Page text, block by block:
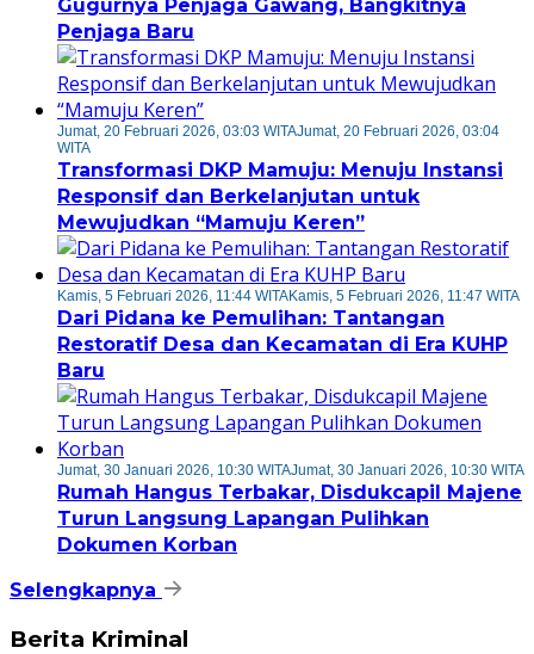
Gugurnya Penjaga Gawang, Bangkitnya
Penjaga Baru
Jumat, 20 Februari 2026, 03:03 WITAJumat, 20 Februari 2026, 03:04
WITA
Transformasi DKP Mamuju: Menuju Instansi
Responsif dan Berkelanjutan untuk
Mewujudkan “Mamuju Keren”
Kamis, 5 Februari 2026, 11:44 WITAKamis, 5 Februari 2026, 11:47 WITA
Dari Pidana ke Pemulihan: Tantangan
Restoratif Desa dan Kecamatan di Era KUHP
Baru
Jumat, 30 Januari 2026, 10:30 WITAJumat, 30 Januari 2026, 10:30 WITA
Rumah Hangus Terbakar, Disdukcapil Majene
Turun Langsung Lapangan Pulihkan
Dokumen Korban
Selengkapnya
Berita Kriminal